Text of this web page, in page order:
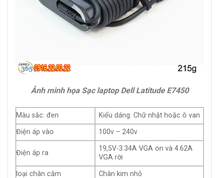
Ảnh minh họa Sạc laptop Dell Latitude E7450
Màu sắc: đen
Kiểu dáng: Chữ nhật hoặc ô van
Điện áp vào
100v – 240v
Điện áp ra
19,5V-3.34A VGA on và 4.62A
VGA rời
loại chân cắm
Chân kim nhỏ